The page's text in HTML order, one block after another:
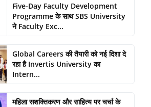
Five-Day Faculty Development
Programme के साथ SBS University
ने Faculty Exc...
Global Careers की तैयारी को नई दिशा दे
रहा है Invertis University का
Intern...
महिला सशक्तिकरण और साहित्य पर चर्चा के